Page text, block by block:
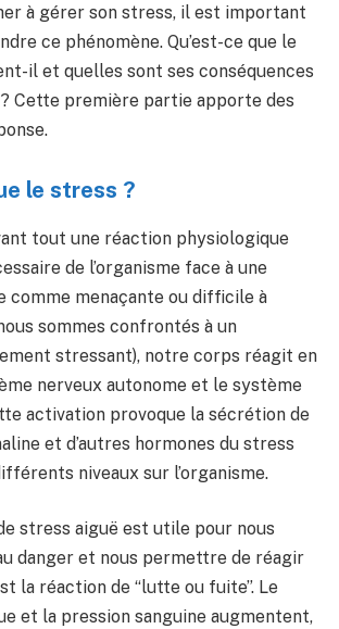
à gérer son stress, il est important
ce phénomène. Qu’est-ce que le
il et quelles sont ses conséquences
? Cette première partie apporte des
le stress ?
tout une réaction physiologique
de l’organisme face à une
comme menaçante ou difficile à
sommes confrontés à un
stressant), notre corps réagit en
nerveux autonome et le système
activation provoque la sécrétion de
et d’autres hormones du stress
niveaux sur l’organisme.
stress aiguë est utile pour nous
danger et nous permettre de réagir
la réaction de “lutte ou fuite”. Le
et la pression sanguine augmentent,